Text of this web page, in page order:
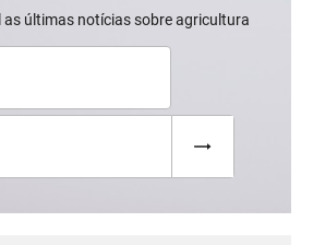
as últimas notícias sobre agricultura